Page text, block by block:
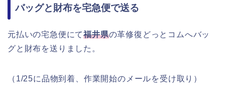
バッグと財布を宅急便で送る
元払いの宅急便にて福井県の革修復どっとコムへバッ
グと財布を送りました。
（1/25に品物到着、作業開始のメールを受け取り）